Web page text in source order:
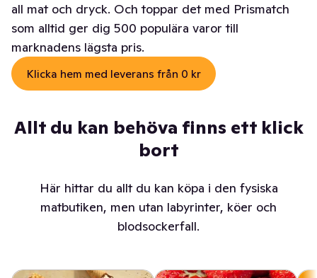
all mat och dryck. Och toppar det med Prismatch
som alltid ger dig 500 populära varor till
marknadens lägsta pris.
Klicka hem med leverans från 0 kr
Allt du kan behöva finns ett klick
bort
Här hittar du allt du kan köpa i den fysiska
matbutiken, men utan labyrinter, köer och
blodsockerfall.